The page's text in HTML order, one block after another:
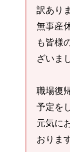
訳あり
無事産
も皆様
ざいま
職場復
予定を
元気に
おりま